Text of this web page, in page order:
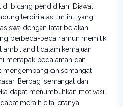
bidang pendidikan. Diawal
terdiri atas tim inti yang
dengan latar belakan
berbeda-beda namun memiliki
ambil andil dalam kemajuan
menapak pedalaman dan
mengembangkan semangat
Berbagi semangat dan
dapat menumbuhkan motivasi
meraih cita-citanya.